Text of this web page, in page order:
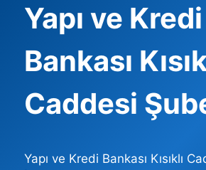
Yapı ve Kredi
Bankası
Caddesi
Yapı ve Kredi Bankası Kısıklı